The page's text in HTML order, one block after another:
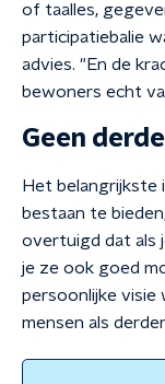
of taalles,
participatiebalie
advies. "En de
bewoners echt
Geen
Het belangrijkste
bestaan te
overtuigd dat als
je ze ook goed
persoonlijke visie
mensen als